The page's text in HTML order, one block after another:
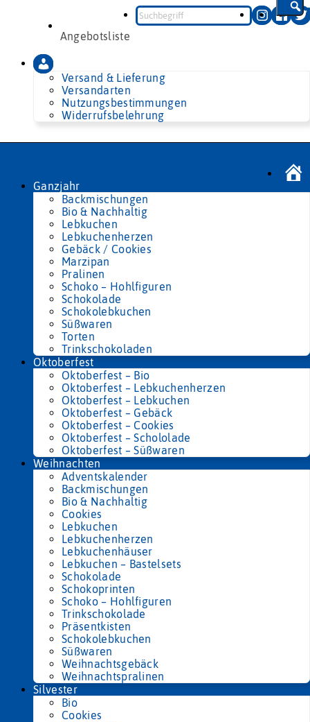
Angebotsliste
Versand & Lieferung
Versandarten
Nutzungsbestimmungen
Widerrufsbelehrung
Ganzjahr
Backmischungen
Bio & Nachhaltig
Lebkuchen
Lebkuchenherzen
Gebäck / Cookies
Marzipan
Pralinen
Schoko – Hohlfiguren
Schokolade
Schokolebkuchen
Süßwaren
Torten
Trinkschokoladen
Oktoberfest
Oktoberfest – Bio
Oktoberfest – Lebkuchenherzen
Oktoberfest – Lebkuchen
Oktoberfest – Gebäck
Oktoberfest – Cookies
Oktoberfest – Schololade
Oktoberfest – Süßwaren
Weihnachten
Adventskalender
Backmischungen
Bio & Nachhaltig
Cookies
Lebkuchen
Lebkuchenherzen
Lebkuchenhäuser
Lebkuchen – Bastelsets
Schokolade
Schokoprinten
Schoko – Hohlfiguren
Trinkschokolade
Präsentkisten
Schokolebkuchen
Süßwaren
Weihnachtsgebäck
Weihnachtspralinen
Silvester
Bio
Cookies